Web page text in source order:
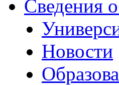
Сведения
Новости